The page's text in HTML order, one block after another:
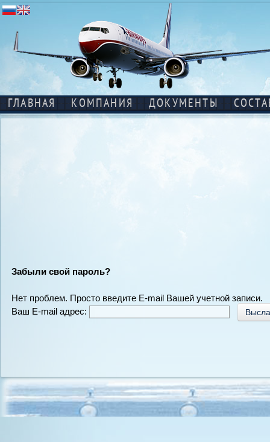
ГЛАВНАЯ КОМПАНИЯ ДОКУМЕНТЫ
Забыли свой пароль?
Нет проблем. Просто введите E-mail Вашей учетной записи.
Ваш E-mail адрес: